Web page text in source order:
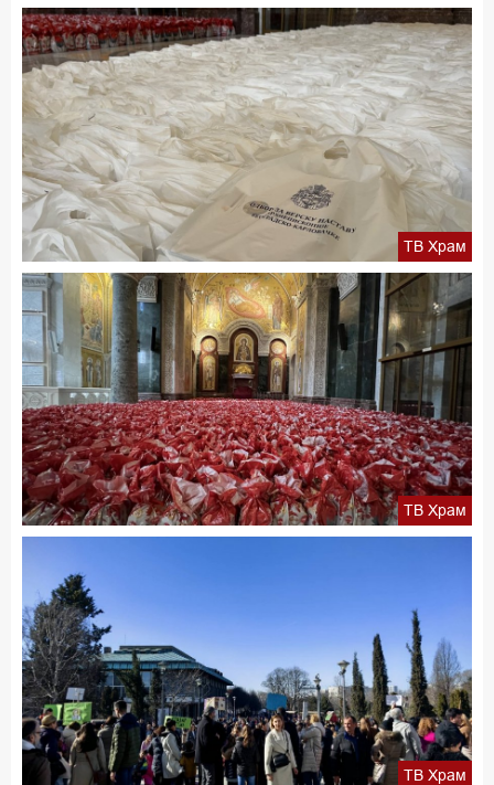
ТВ Храм
ТВ Храм
ТВ Храм